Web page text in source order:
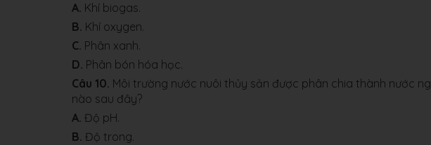
A. Khí biogas.
B. Khí oxygen.
C. Phân xanh.
D. Phân bón hóa học.
Câu 10. Môi trường nước nuôi thủy sản được phân chia thành nước
nào sau đây?
A. Độ pH.
B. Độ trong.